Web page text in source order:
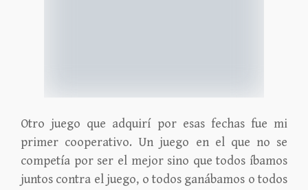
Otro juego que adquirí por esas fechas fue mi
primer cooperativo. Un juego en el que no se
competía por ser el mejor sino que todos íbamos
juntos contra el juego, o todos ganábamos o todos